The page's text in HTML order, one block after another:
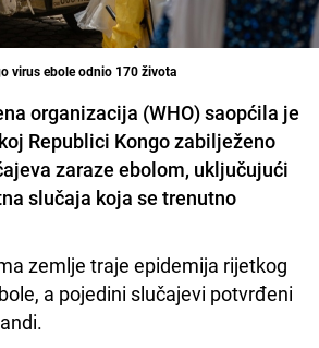
virus ebole odnio 170 života
organizacija (WHO) saopćila je
Republici Kongo zabilježeno
zaraze ebolom, uključujući
slučaja koja se trenutno
zemlje traje epidemija rijetkog
a pojedini slučajevi potvrđeni